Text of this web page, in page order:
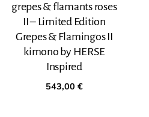
grepes & flamants roses
II – Limited Edition
Grepes & Flamingos II
kimono by HERSE
Inspired
543,00 €